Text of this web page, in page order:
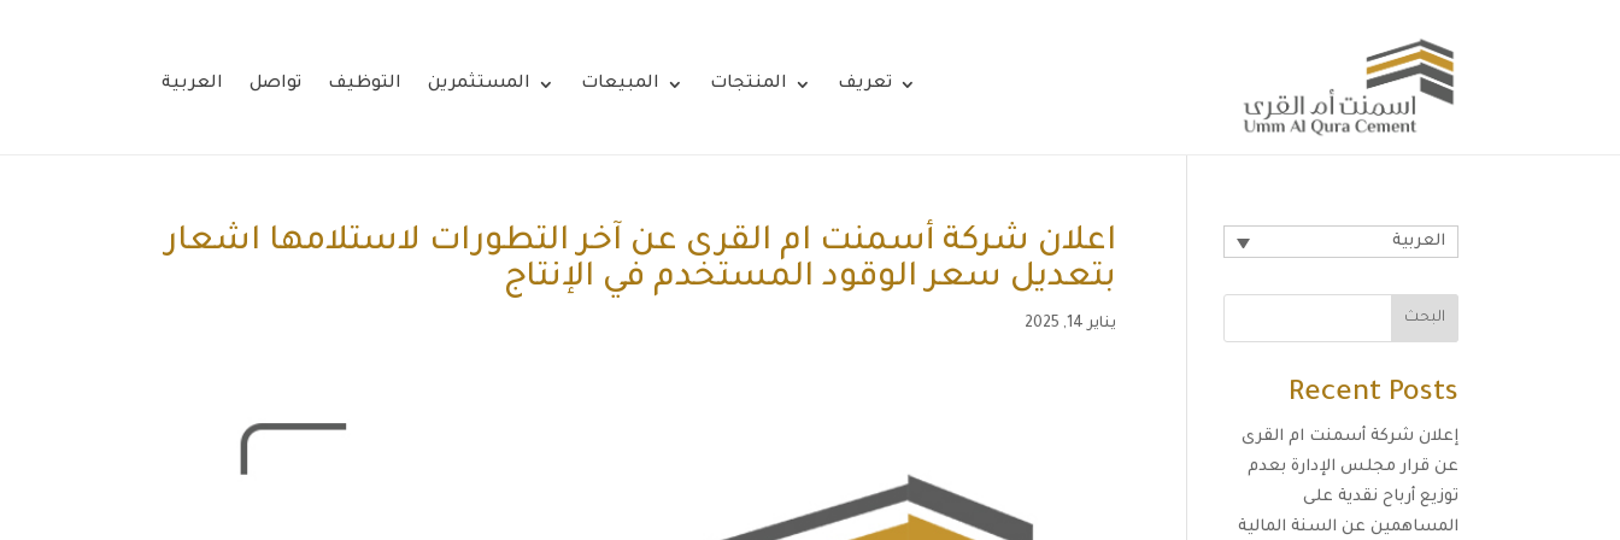
تعريف المنتجات المبيعات المستثمرين التوظيف تواصل العربية
اعلان شركة أسمنت ام القرى عن آخر التطورات لاستلامها اشعار
بتعديل سعر الوقود المستخدم في الإنتاج
يناير 14, 2025
العربية
البحث
Recent Posts
إعلان شركة أسمنت ام القرى
عن قرار مجلس الإدارة بعدم
توزيع أرباح نقدية على
المساهمين عن السنة المالية